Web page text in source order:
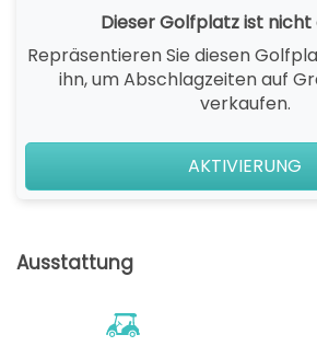
Dieser Golfplatz ist
Repräsentieren Sie diesen
ihn, um Abschlagzeiten auf
verkaufen.
AKTIVIERUNG
Ausstattung